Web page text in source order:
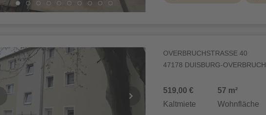
OVERBRUCHSTRASSE 40
47178 DUISBURG-OVERBRUCH
Kaltmiete
519,00 €
Wohnfläche
57 m²